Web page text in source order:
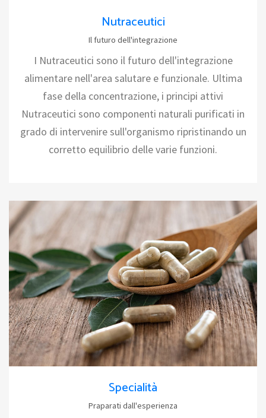
Nutraceutici
Il futuro dell'integrazione
I Nutraceutici sono il futuro dell'integrazione
alimentare nell'area salutare e funzionale. Ultima
fase della concentrazione, i principi attivi
Nutraceutici sono componenti naturali purificati in
grado di intervenire sull'organismo ripristinando un
corretto equilibrio delle varie funzioni.
Specialità
Praparati dall'esperienza